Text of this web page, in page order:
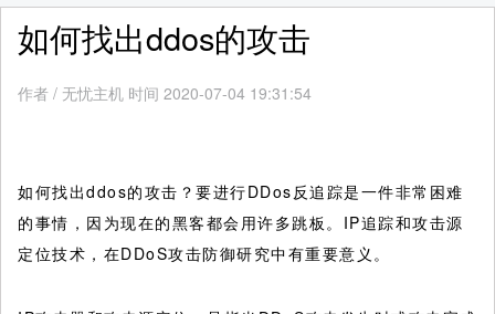
如何找出ddos的攻击
作者 / 无忧主机 时间 2020-07-04 19:31:54
如何找出ddos的攻击？要进行DDos反追踪是一件非常困难
的事情，因为现在的黑客都会用许多跳板。IP追踪和攻击源
定位技术，在DDoS攻击防御研究中有重要意义。